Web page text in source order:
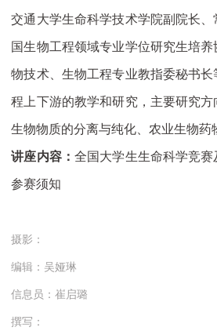
交通大学生命科学技术学院副院长
国生物工程领域专业学位研究生培
物技术、生物工程专业教指委秘书
程上下游的教学和研究， 主要研究方
生物物质的分离与纯化、农业生物药
讲座内容： 全国大学生生命科学竞
参赛须知
摄影：
编辑：吴娅琳
信息员：崔启璐
撰写：